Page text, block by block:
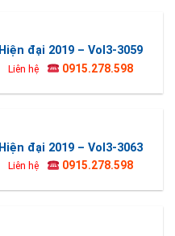
Hiện đại 2019 – Vol3-3059
Liên hệ 0915.278.598
Hiện đại 2019 – Vol3-3063
Liên hệ 0915.278.598